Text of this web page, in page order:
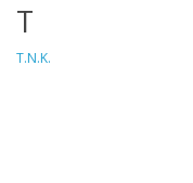
Τ
Τ.Ν.Κ.